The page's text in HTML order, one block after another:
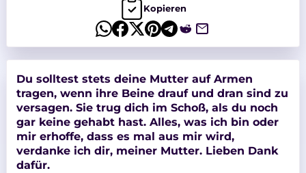
Kopieren
Du solltest stets deine Mutter auf Armen
tragen, wenn ihre Beine drauf und dran sind zu
versagen. Sie trug dich im Schoß, als du noch
gar keine gehabt hast. Alles, was ich bin oder
mir erhoffe, dass es mal aus mir wird,
verdanke ich dir, meiner Mutter. Lieben Dank
dafür.